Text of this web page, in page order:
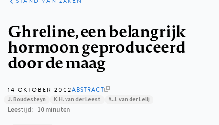
Ghreline, een belangrijk
hormoon geproduceerd
door de maag
14 OKTOBER 2002ABSTRACT
J. Boudesteyn K.H. van der Leest A.J. van der Lelij
Leestijd 10 minuten